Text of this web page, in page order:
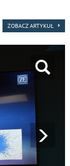
ZOBACZ ARTYKUŁ